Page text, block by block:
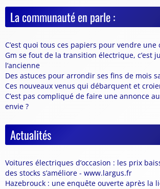
La communauté en parle :
C’est quoi tous ces papiers pour vendre une
Gm se fout de la transition électrique, c’est
l’ancienne
Des astuces pour arrondir ses fins de mois
Ces nouveaux venus qui débarquent et
C’est pas compliqué de faire une annonce
envie ?
Actualités
Voitures électriques d’occasion : les prix
des stocks s’améliore - www.largus.fr
Hazebrouck : une enquête ouverte après la